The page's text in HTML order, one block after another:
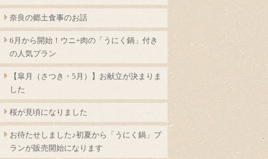
奈良の郷土食事のお話
6月から開始！ウニ+肉の「うにく鍋」付き
の人気プラン
【皐月（さつき・5月）】お献立が決まりま
した
桜が見頃になりました
お待たせしました♪初夏から「うにく鍋」プ
ランが販売開始になります